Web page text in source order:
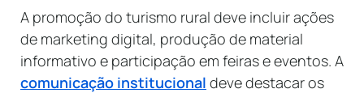
A promoção do turismo rural deve incluir ações
de marketing digital, produção de material
informativo e participação em feiras e eventos. A
comunicação institucional deve destacar os